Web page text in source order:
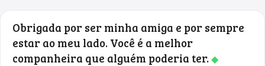
Obrigada por ser minha amiga e por sempre
estar ao meu lado. Você é a melhor
companheira que alguém poderia ter.◆